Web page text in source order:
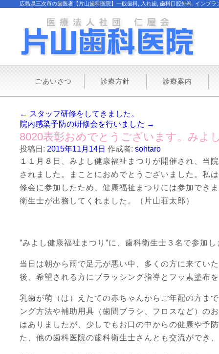
広島県三次市の歯医者【片山歯科医院】一般歯科, 入れ歯, 歯科口腔外科, インプ
ごあいさつ 診療方針 診療案内
← スタッフ研修をしてきました。
院内感染予防の研修会を行いました →
8020表彰おめでとうございます。みよ
投稿日: 2015年11月14日 作成者: sohtaro
１１月８日、みよし健康福祉まつりが開催され、当
されました。まことにおめでとうございました。私
修会に参加したため、健康福祉まつりには参加でき
衛生士が出務してくれました。（片山荘太郎）
”みよし健康福祉まつり”に、歯科衛生士３名で参加
当日は朝から雨で足元が悪い中、多くの方に来てい
後、希望される方にブラッシング指導とフッ素塗布
乳歯が萌（は）えたての赤ちゃんからご年配の方ま
ング方法や補助用具（歯間ブラシ、フロスなど）の
はありましたが、少しでもお口の中からの健康や予
た、他の歯科医院の歯科衛生士さんとも交流ができ